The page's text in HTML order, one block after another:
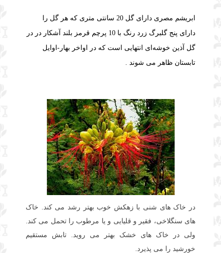
ابریشم مصری دارای گل 20 سانتی متری که هر گل را
دارای پنج گلبرگ زرد رنگ با 10 پرچم قرمز بلند آشکار در در
گل آذين خوشه‌ای انتهايی است که در اواخر بهار-اوایل
تابستان ظاهر می شوند .
در خاک های شنی با زهکش خوب بهتر رشد می کند. خاک
های سنگلاخی، فقیر و قلیایی و یا مرطوب را تحمل می کند.
ولی در خاک های خشک بهتر می روید. تابش مستقیم
خورشید را می پذیرد.